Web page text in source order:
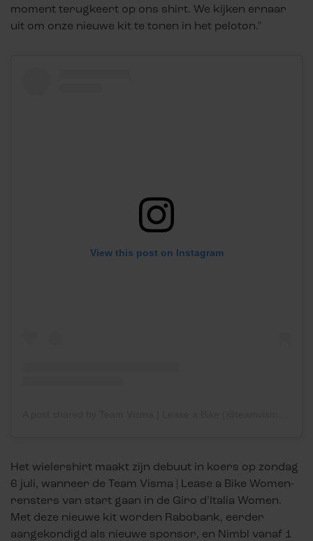
moment terugkeert op ons shirt. We kijken ernaar
uit om onze nieuwe kit te tonen in het peloton."
View this post on Instagram
Het wielershirt maakt zijn debuut in koers op zondag
6 juli, wanneer de Team Visma | Lease a Bike Women-
rensters van start gaan in de Giro d’Italia Women.
Met deze nieuwe kit worden Rabobank, eerder
aangekondigd als nieuwe sponsor, en Nimbl vanaf 1